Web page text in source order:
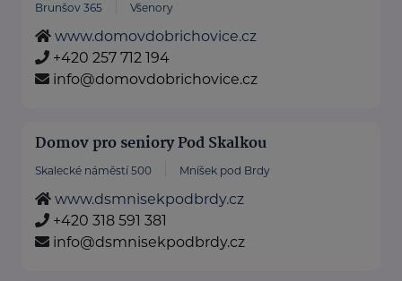
Brunšov 365 Všenory
www.domovdobrichovice.cz
+420 257 712 194
info@domovdobrichovice.cz
Domov pro seniory Pod Skalkou
Skalecké náměstí 500 Mníšek pod Brdy
www.dsmnisekpodbrdy.cz
+420 318 591 381
info@dsmnisekpodbrdy.cz